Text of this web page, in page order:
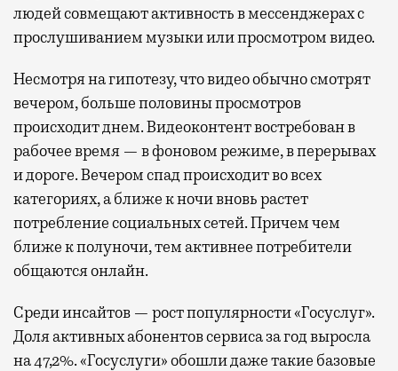
людей совмещают активность в мессенджерах с
прослушиванием музыки или просмотром видео.
Несмотря на гипотезу, что видео обычно смотрят
вечером, больше половины просмотров
происходит днем. Видеоконтент востребован в
рабочее время — в фоновом режиме, в перерывах
и дороге. Вечером спад происходит во всех
категориях, а ближе к ночи вновь растет
потребление социальных сетей. Причем чем
ближе к полуночи, тем активнее потребители
общаются онлайн.
Среди инсайтов — рост популярности «Госуслуг».
Доля активных абонентов сервиса за год выросла
на 47,2%. «Госуслуги» обошли даже такие базовые